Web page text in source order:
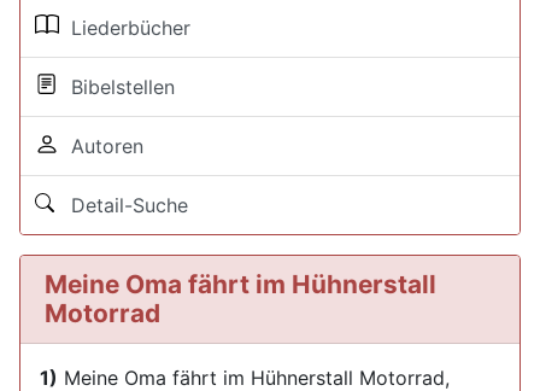
Liederbücher
Bibelstellen
Autoren
Detail-Suche
Meine Oma fährt im Hühnerstall
Motorrad
1) Meine Oma fährt im Hühnerstall Motorrad,